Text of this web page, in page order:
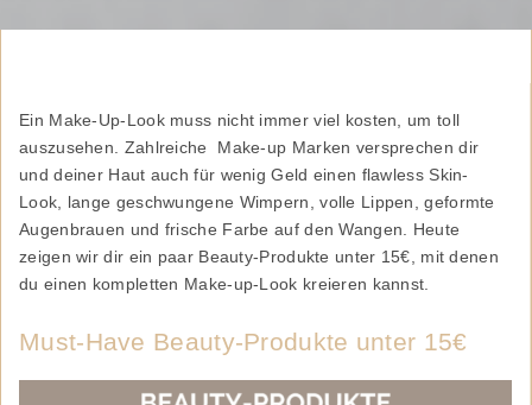
Ein Make-Up-Look muss nicht immer viel kosten, um toll
auszusehen. Zahlreiche Make-up Marken versprechen dir
und deiner Haut auch für wenig Geld einen flawless Skin-
Look, lange geschwungene Wimpern, volle Lippen, geformte
Augenbrauen und frische Farbe auf den Wangen. Heute
zeigen wir dir ein paar Beauty-Produkte unter 15€, mit denen
du einen kompletten Make-up-Look kreieren kannst.
Must-Have Beauty-Produkte unter 15€